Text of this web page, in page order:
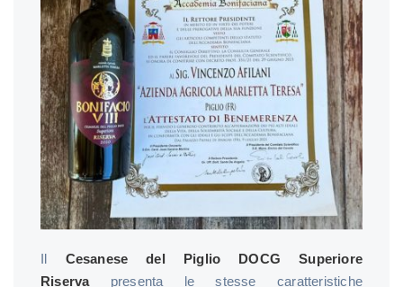
Il Cesanese del Piglio DOCG Superiore
Riserva presenta le stesse caratteristiche